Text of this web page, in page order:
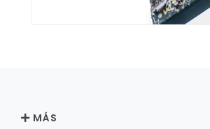
MÁS